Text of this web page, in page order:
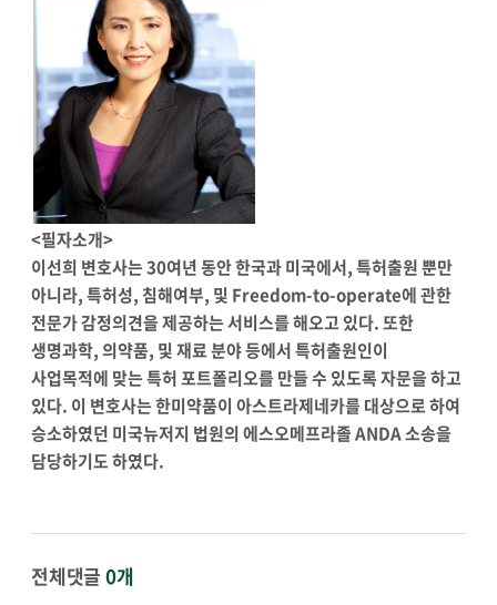
<필자소개>
이선희 변호사는 30여년 동안 한국과 미국에서, 특허출원 뿐만
아니라, 특허성, 침해여부, 및 Freedom-to-operate에 관한
전문가 감정의견을 제공하는 서비스를 해오고 있다. 또한
생명과학, 의약품, 및 재료 분야 등에서 특허출원인이
사업목적에 맞는 특허 포트폴리오를 만들 수 있도록 자문을 하고
있다. 이 변호사는 한미약품이 아스트라제네카를 대상으로 하여
승소하였던 미국뉴저지 법원의 에스오메프라졸 ANDA 소송을
담당하기도 하였다.
전체댓글 0개